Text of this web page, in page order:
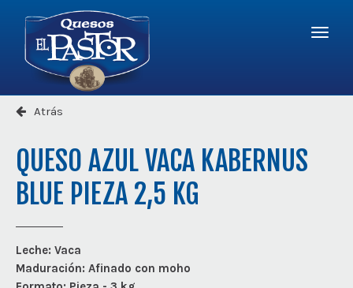
Pastor
Menú
Atrás
QUESO AZUL VACA KABERNUS
BLUE PIEZA 2,5 KG
Leche: Vaca
Maduración: Afinado con moho